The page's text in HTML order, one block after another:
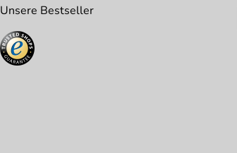
Unsere Bestseller